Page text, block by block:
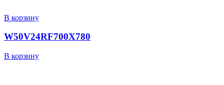
В корзину
W50V24RF700X780
В корзину